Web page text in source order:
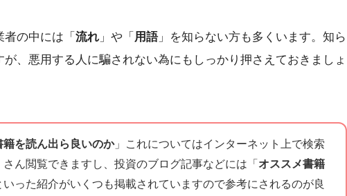
の中には「 流れ 」や「 用語」を知らない方も多くいます。知ら
、悪用する人に騙されない為にもしっかり押さえておきましょ
籍を読ん出ら良いのか」これについてはインターネット上で検索
さん閲覧できますし、投資のブログ記事などには「オススメ書籍
いった紹介がいくつも掲載されていますので参考にされるのが良